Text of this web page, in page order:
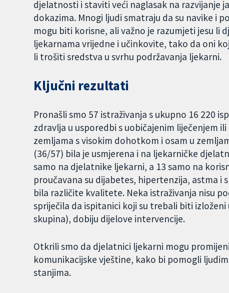
djelatnosti i staviti veći naglasak na razvijanje
dokazima. Mnogi ljudi smatraju da su navike i
mogu biti korisne, ali važno je razumjeti jesu li
ljekarnama vrijedne i učinkovite, tako da oni
li trošiti sredstva u svrhu podržavanja ljekarni.
Ključni rezultati
Pronašli smo 57 istraživanja s ukupno 16 220
zdravlja u usporedbi s uobičajenim liječenjem
zemljama s visokim dohotkom i osam u
(36/57) bila je usmjerena i na ljekarničke
samo na djelatnike ljekarni, a 13 samo na
proučavana su dijabetes, hipertenzija, astma i
bila različite kvalitete. Neka istraživanja nisu
spriječila da ispitanici koji su trebali biti
skupina), dobiju dijelove intervencije.
Otkrili smo da djelatnici ljekarni mogu
komunikacijske vještine, kako bi pomogli
stanjima.